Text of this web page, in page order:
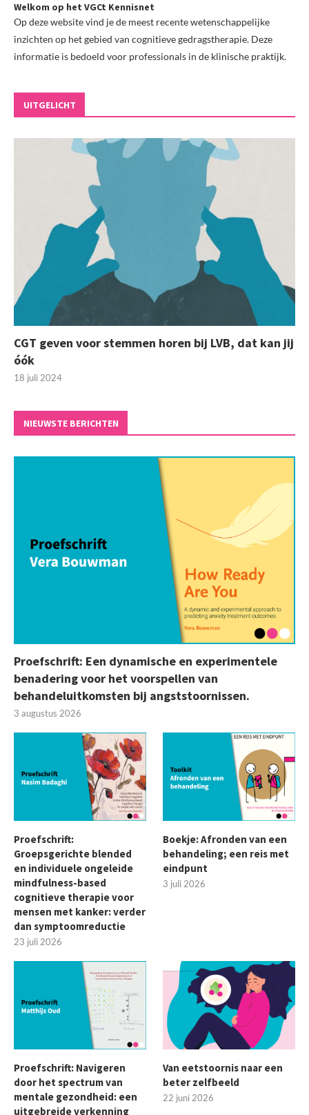
Welkom op het VGCt Kennisnet
Op deze website vind je de meest recente wetenschappelijke
inzichten op het gebied van cognitieve gedragstherapie. Deze
informatie is bedoeld voor professionals in de klinische praktijk.
UITGELICHT
CGT geven voor stemmen horen bij LVB, dat kan jij
óók
18 juli 2024
NIEUWSTE BERICHTEN
Proefschrift: Een dynamische en experimentele
benadering voor het voorspellen van
behandeluitkomsten bij angststoornissen.
3 augustus 2026
Proefschrift:
Groepsgerichte blended
en individuele ongeleide
mindfulness-based
cognitieve therapie voor
mensen met kanker: verder
dan symptoomreductie
23 juli 2026
Boekje: Afronden van een
behandeling; een reis met
eindpunt
3 juli 2026
Proefschrift: Navigeren
door het spectrum van
mentale gezondheid: een
uitgebreide verkenning
Van eetstoornis naar een
beter zelfbeeld
22 juni 2026